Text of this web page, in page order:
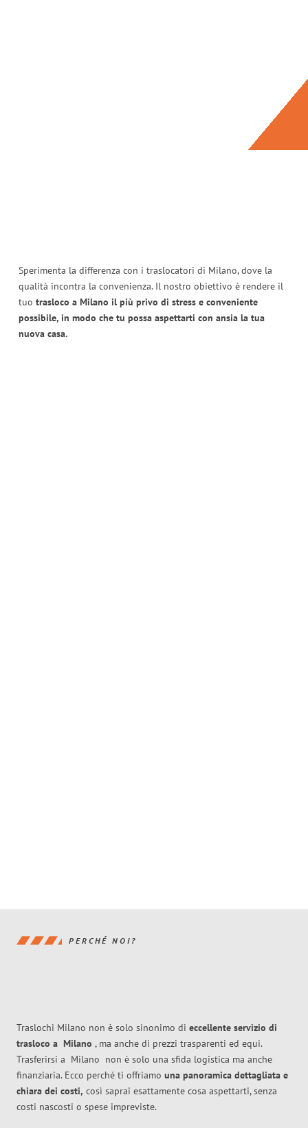
Sperimenta la differenza con i traslocatori di Milano, dove la
qualità incontra la convenienza. Il nostro obiettivo è rendere il
tuo trasloco a Milano il più privo di stress e conveniente
possibile, in modo che tu possa aspettarti con ansia la tua
nuova casa.
PERCHÉ NOI?
Traslochi Milano non è solo sinonimo di eccellente servizio di
trasloco a Milano , ma anche di prezzi trasparenti ed equi.
Trasferirsi a Milano non è solo una sfida logistica ma anche
finanziaria. Ecco perché ti offriamo una panoramica dettagliata e
chiara dei costi, così saprai esattamente cosa aspettarti, senza
costi nascosti o spese impreviste.